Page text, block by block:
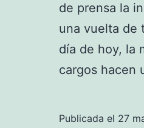
de prensa la
una vuelta de
día de hoy, la
cargos hacen
Publicada el 27